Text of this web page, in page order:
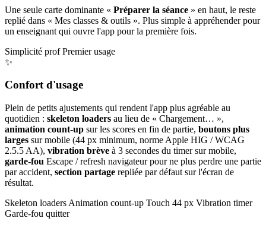
Une seule carte dominante « Préparer la séance » en haut, le reste
replié dans « Mes classes & outils ». Plus simple à appréhender pour
un enseignant qui ouvre l'app pour la première fois.
Simplicité prof Premier usage
✨
Confort d'usage
Plein de petits ajustements qui rendent l'app plus agréable au
quotidien : skeleton loaders au lieu de « Chargement… »,
animation count-up sur les scores en fin de partie, boutons plus
larges sur mobile (44 px minimum, norme Apple HIG / WCAG
2.5.5 AA), vibration brève à 3 secondes du timer sur mobile,
garde-fou Escape / refresh navigateur pour ne plus perdre une partie
par accident, section partage repliée par défaut sur l'écran de
résultat.
Skeleton loaders Animation count-up Touch 44 px Vibration timer
Garde-fou quitter